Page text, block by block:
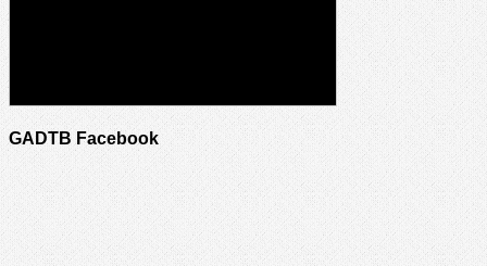
GADTB Facebook